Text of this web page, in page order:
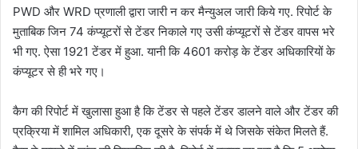
PWD और WRD प्रणाली द्वारा जारी न कर मैन्युअल जारी किये गए. रिपोर्ट के
मुताबिक जिन 74 कंप्यूटरों से टेंडर निकाले गए उसी कंप्यूटरों से टेंडर वापस भरे
भी गए. ऐसा 1921 टेंडर में हुआ. यानी कि 4601 करोड़ के टेंडर अधिकारियों के
कंप्यूटर से ही भरे गए।
कैग की रिपोर्ट में खुलासा हुआ है कि टेंडर से पहले टेंडर डालने वाले और टेंडर की
प्रक्रिया में शामिल अधिकारी, एक दूसरे के संपर्क में थे जिसके संकेत मिलते हैं.